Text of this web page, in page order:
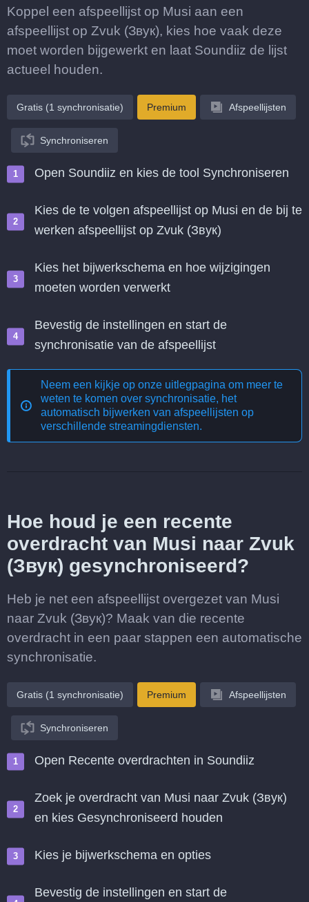
Koppel een afspeellijst op Musi aan een
afspeellijst op Zvuk (Звук), kies hoe vaak deze
moet worden bijgewerkt en laat Soundiiz de lijst
actueel houden.
Gratis (1 synchronisatie) Premium Afspeellijsten
Synchroniseren
Open Soundiiz en kies de tool Synchroniseren
Kies de te volgen afspeellijst op Musi en de bij te
werken afspeellijst op Zvuk (Звук)
Kies het bijwerkschema en hoe wijzigingen
moeten worden verwerkt
Bevestig de instellingen en start de
synchronisatie van de afspeellijst
Neem een kijkje op onze uitlegpagina om meer te
weten te komen over synchronisatie, het
automatisch bijwerken van afspeellijsten op
verschillende streamingdiensten.
Hoe houd je een recente
overdracht van Musi naar Zvuk
(Звук) gesynchroniseerd?
Heb je net een afspeellijst overgezet van Musi
naar Zvuk (Звук)? Maak van die recente
overdracht in een paar stappen een automatische
synchronisatie.
Gratis (1 synchronisatie) Premium Afspeellijsten
Synchroniseren
Open Recente overdrachten in Soundiiz
Zoek je overdracht van Musi naar Zvuk (Звук)
en kies Gesynchroniseerd houden
Kies je bijwerkschema en opties
Bevestig de instellingen en start de